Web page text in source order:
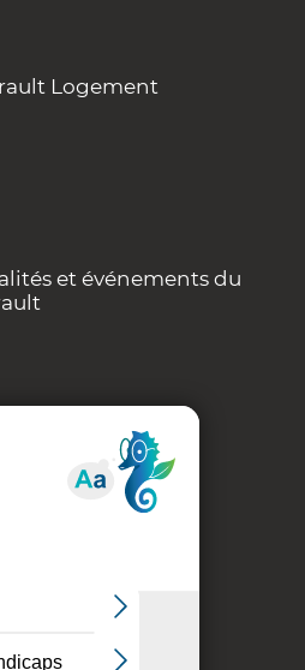
Logement
et événements du
de cookies